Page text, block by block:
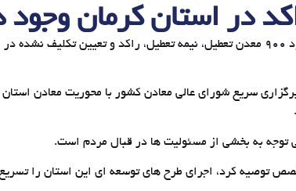
کرمان – ایرنا – رئیس مجمع نمایندگان استان کرمان با اشاره به وجود ۹۰۰ معدن تعطیل، نیمه
سریع شورای عالی معادن کشور با محوریت معادن
توجه به بخشی از مسئولیت ها در قبال مردم است.
توصیه کرد، اجرای طرح های توسعه ای این استان را تسریع